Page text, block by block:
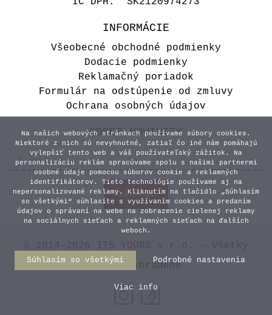
INFORMÁCIE
Všeobecné obchodné podmienky
Dodacie podmienky
Reklamačný poriadok
Formulár na odstúpenie od zmluvy
Ochrana osobných údajov
ODBER NOVINIEK
práva vyhradené
Na našich webových stránkach používame súbory cookies.
Niektoré z nich sú nevyhnutné, zatiaľ čo iné nám pomáhajú
vylepšiť tento web a váš používateľský zážitok. Na
personalizáciu reklám spracúvame spolu s našimi partnermi
osobné údaje pomocou súborov cookie a reklamných
identifikátorov. Tieto technológie používame aj na
nepersonalizované reklamy. Kliknutím na tlačidlo „Súhlasím
so všetkými“ súhlasíte s využívaním cookies a predaním
údajov o správaní na webe na zobrazenie cielenej reklamy
na sociálnych sieťach a reklamných sieťach na ďalších
weboch.
Súhlasím so všetkými Podrobné nastavenia
Viac info